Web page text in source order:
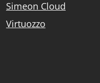
Simeon Cloud
Virtuozzo